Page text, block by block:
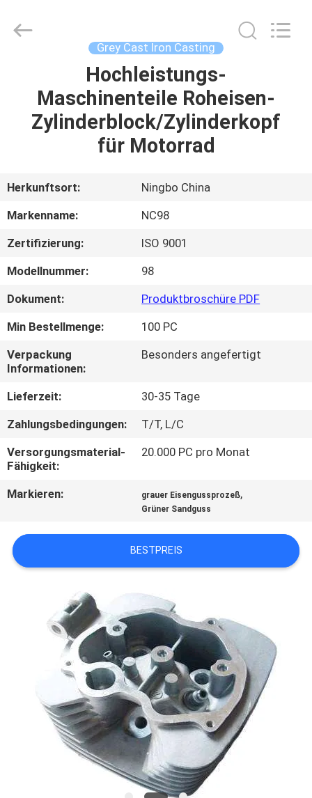
HAUSE
PRODUKTE
VIDEOS
UNS
WERKSBESICHTIGUNG
QUALITÄTSKONTROLLE
KONTAKT
UNS
NEUIGKEITEN
ANGEBOT
SITEMAP
DATENSCHUTZRICHTLINIE
Foundry
CO.,LTD.
Grey Cast Iron Casting
Hochleistungs-
Maschinenteile Roheisen-
Zylinderblock/Zylinderkopf
für Motorrad
Herkunftsort:
Ningbo China
Markenname:
NC98
Zertifizierung:
ISO 9001
Modellnummer:
98
Dokument:
Produktbroschüre PDF
Min Bestellmenge:
100 PC
Verpackung
Informationen:
Besonders angefertigt
Lieferzeit:
30-35 Tage
Zahlungsbedingungen:
T/T, L/C
Versorgungsmaterial-
Fähigkeit:
20.000 PC pro Monat
Markieren: grauer Eisengussprozeß,
Grüner Sandguss
BESTPREIS